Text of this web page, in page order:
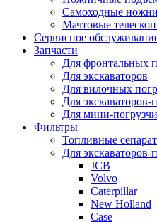
Самоходные
Мачтовые
Сервисное
Запчасти
Для фронтальных
Для экскаваторов
Для вилочных
Для экскаваторов-
Для мини-
Фильтры
Топливные
Для экскаваторов-
JCB
Volvo
Caterpillar
New Holland
Case